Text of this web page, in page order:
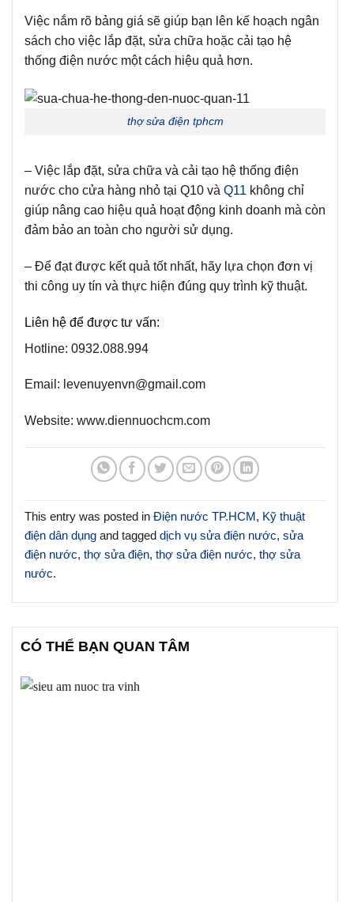
Việc nắm rõ bảng giá sẽ giúp bạn lên kế hoạch ngân
sách cho việc lắp đặt, sửa chữa hoặc cải tạo hệ
thống điện nước một cách hiệu quả hơn.
thợ sửa điện tphcm
– Việc lắp đặt, sửa chữa và cải tạo hệ thống điện
nước cho cửa hàng nhỏ tại Q10 và Q11 không chỉ
giúp nâng cao hiệu quả hoạt động kinh doanh mà còn
đảm bảo an toàn cho người sử dụng.
– Để đạt được kết quả tốt nhất, hãy lựa chọn đơn vị
thi công uy tín và thực hiện đúng quy trình kỹ thuật.
Liên hệ để được tư vấn:
Hotline: 0932.088.994
Email: levenuyenvn@gmail.com
Website: www.diennuochcm.com
This entry was posted in Điện nước TP.HCM, Kỹ thuật
điện dân dụng and tagged dịch vụ sửa điện nước, sửa
điện nước, thợ sửa điện, thợ sửa điện nước, thợ sửa
nước.
CÓ THỂ BẠN QUAN TÂM